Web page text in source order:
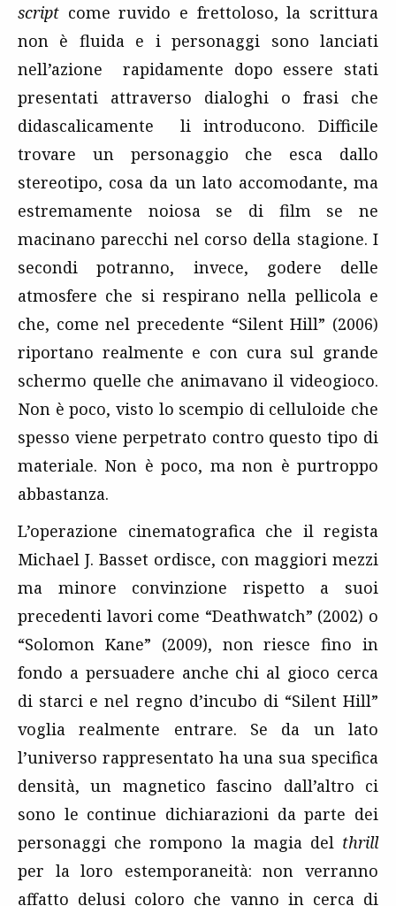
script come ruvido e frettoloso, la scrittura
non è fluida e i personaggi sono lanciati
nell’azione rapidamente dopo essere stati
presentati attraverso dialoghi o frasi che
didascalicamente li introducono. Difficile
trovare un personaggio che esca dallo
stereotipo, cosa da un lato accomodante, ma
estremamente noiosa se di film se ne
macinano parecchi nel corso della stagione. I
secondi potranno, invece, godere delle
atmosfere che si respirano nella pellicola e
che, come nel precedente “Silent Hill” (2006)
riportano realmente e con cura sul grande
schermo quelle che animavano il videogioco.
Non è poco, visto lo scempio di celluloide che
spesso viene perpetrato contro questo tipo di
materiale. Non è poco, ma non è purtroppo
abbastanza.
L’operazione cinematografica che il regista
Michael J. Basset ordisce, con maggiori mezzi
ma minore convinzione rispetto a suoi
precedenti lavori come “Deathwatch” (2002) o
“Solomon Kane” (2009), non riesce fino in
fondo a persuadere anche chi al gioco cerca
di starci e nel regno d’incubo di “Silent Hill”
voglia realmente entrare. Se da un lato
l’universo rappresentato ha una sua specifica
densità, un magnetico fascino dall’altro ci
sono le continue dichiarazioni da parte dei
personaggi che rompono la magia del thrill
per la loro estemporaneità: non verranno
affatto delusi coloro che vanno in cerca di